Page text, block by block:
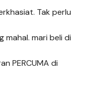
Tak perlu
mahal. mari beli di
PERCUMA di